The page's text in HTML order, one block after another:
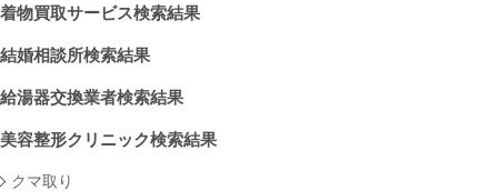
着物買取サービス検索結果
結婚相談所検索結果
給湯器交換業者検索結果
美容整形クリニック検索結果
クマ取り